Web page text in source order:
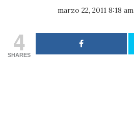
marzo 22, 2011 8:18 am
4
SHARES